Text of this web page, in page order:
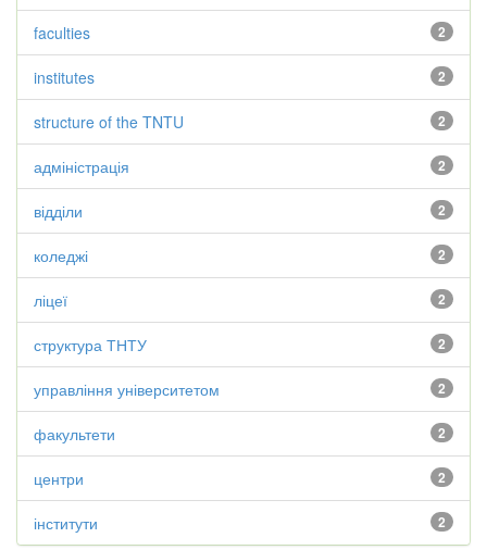
2
faculties
2
institutes
2
structure of the TNTU
2
адміністрація
2
відділи
2
коледжі
2
ліцеї
2
структура ТНТУ
2
управління університетом
2
факультети
2
центри
2
інститути